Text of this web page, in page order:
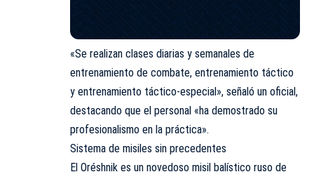
«Se realizan clases diarias y semanales de
entrenamiento de combate, entrenamiento táctico
y entrenamiento táctico-especial», señaló un oficial,
destacando que el personal «ha demostrado su
profesionalismo en la práctica».
Sistema de misiles sin precedentes
El Oréshnik es un novedoso misil balístico ruso de